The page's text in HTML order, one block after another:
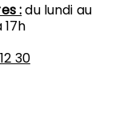
:du lundi au
30